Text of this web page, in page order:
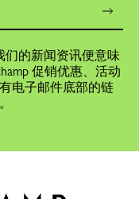
们的新闻资讯便意味
促销优惠、活动
电子邮件底部的链